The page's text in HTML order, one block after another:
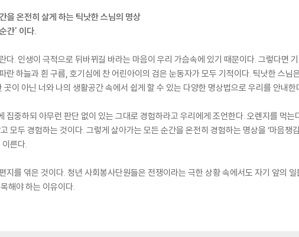
을 온전히 살게 하는 틱낫한 스님의 명상
간' 이다.
다. 인생이 극적으로 뒤바뀌길 바라는 마음이 우리 가슴속에 있기 때문이다. 그렇다면
란 하늘과 흰 구름, 호기심에 찬 어린아이의 검은 눈동자가 모두 기적이다. 틱낫한 스
곳이 아닌 너와 나의 생활공간 속에서 쉽게 할 수 있는 다양한 명상법으로 우리를 안내한
집중하되 아무런 판단 없이 있는 그대로 경험하라고 우리에게 조언한다. 오렌지를 먹
모두 경험하는 것이다. 그렇게 살아가는 모든 순간을 온전히 경험하는 명상을 ‘마음챙
른다.
지를 엮은 것이다. 청년 사회봉사단원들은 전쟁이라는 극한 상황 속에서도 자기 앞의
해야 하는 이유이다.